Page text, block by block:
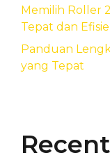
Memilih Roller
Tepat dan
Panduan
yang Tepat